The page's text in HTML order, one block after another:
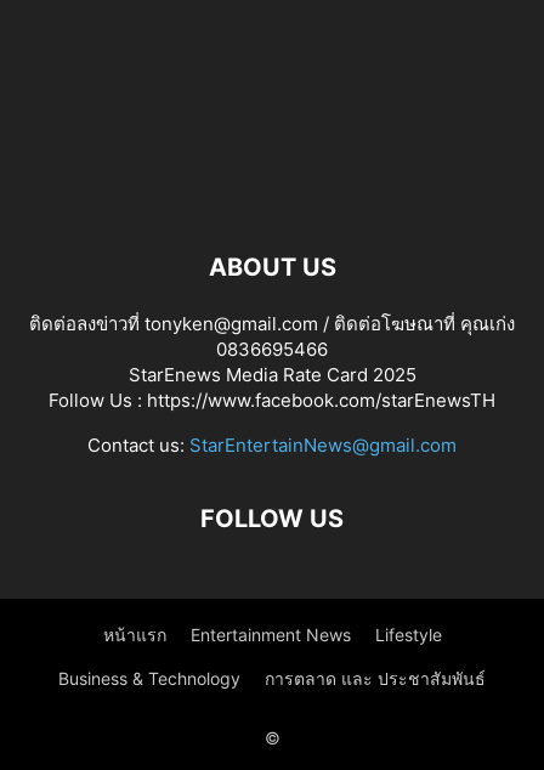
ABOUT US
ติดต่อลงข่าวที่ tonyken@gmail.com / ติดต่อโฆษณาที่ คุณเก่ง
0836695466
StarEnews Media Rate Card 2025
Follow Us : https://www.facebook.com/starEnewsTH
Contact us: StarEntertainNews@gmail.com
FOLLOW US
หน้าแรก Entertainment News Lifestyle
Business & Technology การตลาด และ ประชาสัมพันธ์
©